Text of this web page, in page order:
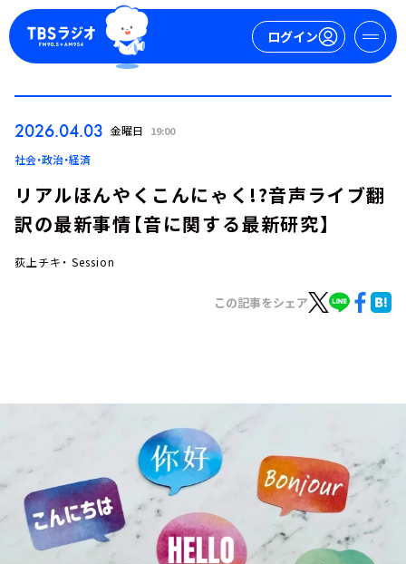
ログイン
イベント・グッズ
会社情報
2026.04.03 金曜日 19:00
社会・政治・経済
リアルほんやくこんにゃく!?音声ライブ翻
訳の最新事情【音に関する最新研究】
荻上チキ・ Session
この記事をシェア